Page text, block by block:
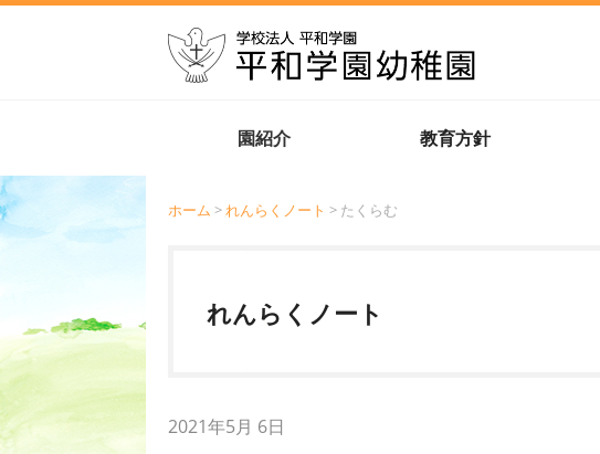
園紹介 教育方針
ホーム >れんらくノート > たくらむ
れんらくノート
2021年5月 6日